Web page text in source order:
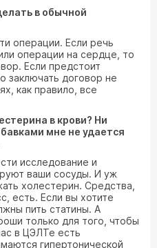
в обычной
операции. Если речь
операции на сердце, то
Если предстоит
заключать договор не
как правило, все
в крови? Ни
мне не удается
исследование и
ваши сосуды. И уж
холестерин. Средства,
есть. Если вы хотите
пить статины. А
только для того, чтобы
в ЦЭЛТе есть
гипертонической